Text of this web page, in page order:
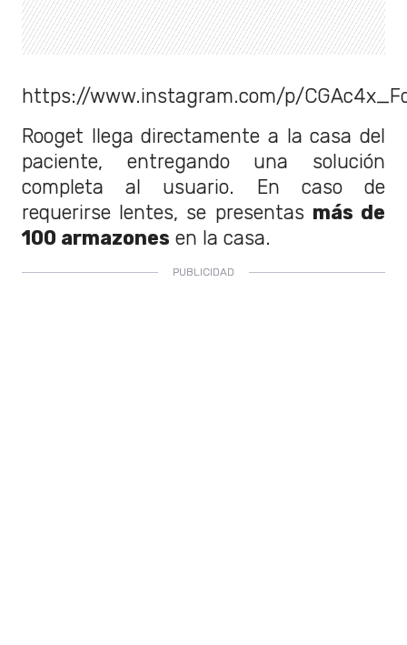
https://www.instagram.com/p/
Rooget llega directamente a la casa del
paciente, entregando una solución
completa al usuario. En caso de
requerirse lentes, se presentas más de
100 armazones en la casa.